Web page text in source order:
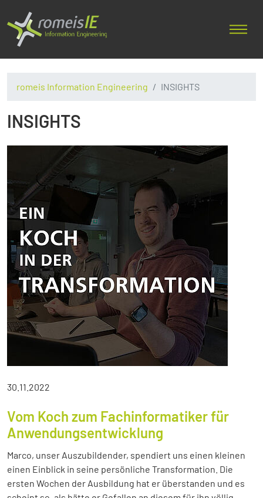
romeis Information Engineering INSIGHTS
INSIGHTS
30.11.2022
Vom Koch zum Fachinformatiker für
Anwendungsentwicklung
Marco, unser Auszubildender, spendiert uns einen kleinen
einen Einblick in seine persönliche Transformation. Die
ersten Wochen der Ausbildung hat er überstanden und es